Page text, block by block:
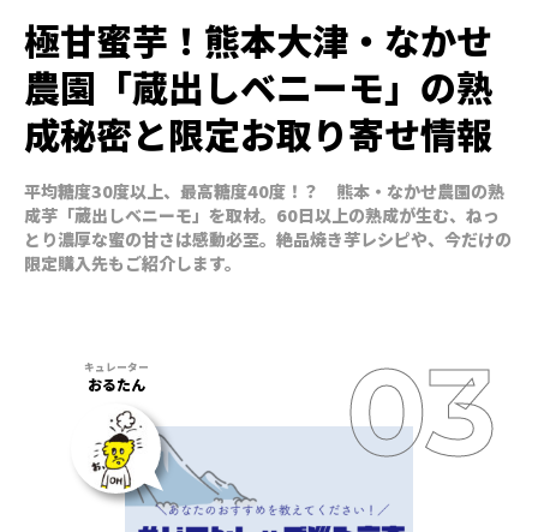
極甘蜜芋！熊本大津・なかせ
農園「蔵出しベニーモ」の熟
成秘密と限定お取り寄せ情報
平均糖度30度以上、最高糖度40度！？ 熊本・なかせ農園の熟
成芋「蔵出しベニーモ」を取材。60日以上の熟成が生む、ねっ
とり濃厚な蜜の甘さは感動必至。絶品焼き芋レシピや、今だけの
限定購入先もご紹介します。
おるたん